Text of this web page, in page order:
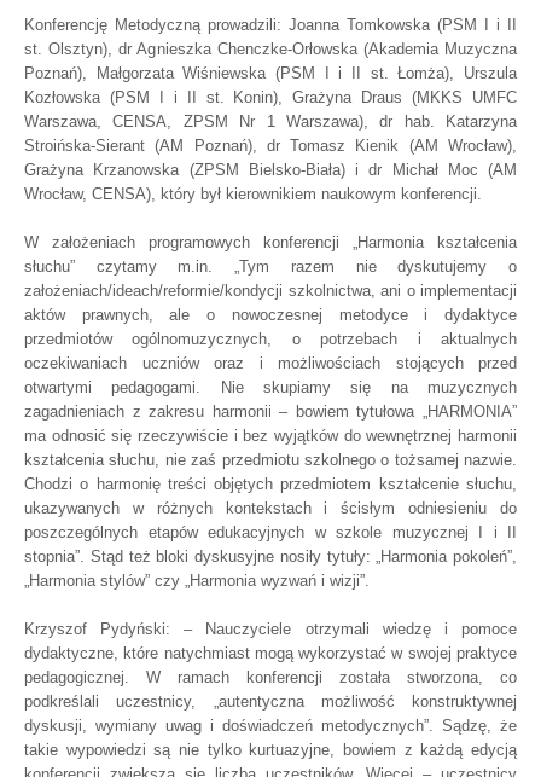
Konferencję Metodyczną prowadzili: Joanna Tomkowska (PSM I i II
st. Olsztyn), dr Agnieszka Chenczke-Orłowska (Akademia Muzyczna
Poznań), Małgorzata Wiśniewska (PSM I i II st. Łomża), Urszula
Kozłowska (PSM I i II st. Konin), Grażyna Draus (MKKS UMFC
Warszawa, CENSA, ZPSM Nr 1 Warszawa), dr hab. Katarzyna
Stroińska-Sierant (AM Poznań), dr Tomasz Kienik (AM Wrocław),
Grażyna Krzanowska (ZPSM Bielsko-Biała) i dr Michał Moc (AM
Wrocław, CENSA), który był kierownikiem naukowym konferencji.
W założeniach programowych konferencji „Harmonia kształcenia
słuchu” czytamy m.in. „Tym razem nie dyskutujemy o
założeniach/ideach/reformie/kondycji szkolnictwa, ani o implementacji
aktów prawnych, ale o nowoczesnej metodyce i dydaktyce
przedmiotów ogólnomuzycznych, o potrzebach i aktualnych
oczekiwaniach uczniów oraz i możliwościach stojących przed
otwartymi pedagogami. Nie skupiamy się na muzycznych
zagadnieniach z zakresu harmonii – bowiem tytułowa „HARMONIA”
ma odnosić się rzeczywiście i bez wyjątków do wewnętrznej harmonii
kształcenia słuchu, nie zaś przedmiotu szkolnego o tożsamej nazwie.
Chodzi o harmonię treści objętych przedmiotem kształcenie słuchu,
ukazywanych w różnych kontekstach i ścisłym odniesieniu do
poszczególnych etapów edukacyjnych w szkole muzycznej I i II
stopnia”. Stąd też bloki dyskusyjne nosiły tytuły: „Harmonia pokoleń”,
„Harmonia stylów” czy „Harmonia wyzwań i wizji”.
Krzyszof Pydyński: – Nauczyciele otrzymali wiedzę i pomoce
dydaktyczne, które natychmiast mogą wykorzystać w swojej praktyce
pedagogicznej. W ramach konferencji została stworzona, co
podkreślali uczestnicy, „autentyczna możliwość konstruktywnej
dyskusji, wymiany uwag i doświadczeń metodycznych”. Sądzę, że
takie wypowiedzi są nie tylko kurtuazyjne, bowiem z każdą edycją